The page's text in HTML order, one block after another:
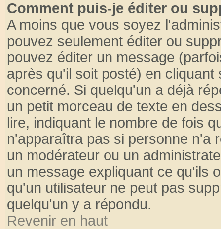
Comment puis-je éditer ou
A moins que vous soyez
pouvez seulement éditer ou
pouvez éditer un message
après qu'il soit posté) en
concerné. Si quelqu'un a déjà
un petit morceau de texte en
lire, indiquant le nombre de fois
n'apparaîtra pas si personne n'a
un modérateur ou un
un message expliquant ce qu'ils
qu'un utilisateur ne peut pas
quelqu'un y a répondu.
Revenir en haut